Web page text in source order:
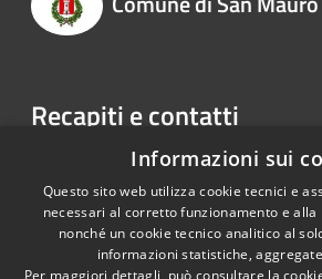
Recapiti e contatti
Via Martiri della Libertà, 150
Telefono:
0118228011
Informazioni sui
Questo sito web utilizza cookie tecnici e
necessari al corretto funzionamento e alla
nonché un cookie tecnico analitico al
informazioni statistiche,
Per maggiori dettagli, può consultare la